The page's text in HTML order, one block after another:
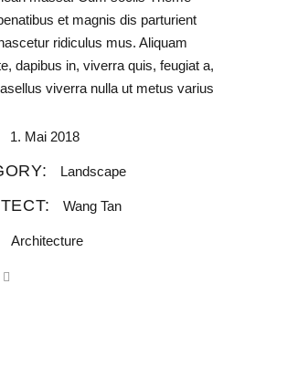
et magnis dis parturient
ridiculus mus. Aliquam
dapibus in, viverra quis, feugiat a,
viverra nulla ut metus varius
1. Mai 2018
Landscape
Wang Tan
Architecture